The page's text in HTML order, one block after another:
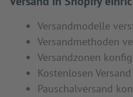
Versandmodelle
Versandmethoden
Versandzonen
Kostenlosen
Pauschalversand